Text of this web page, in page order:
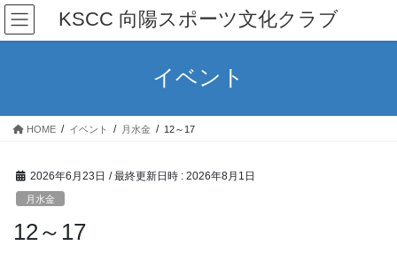
コ
ン
テ
ス
ナ
ビ
ゲ
ン
KSCC 向陽スポーツ文化クラブ
イベント
HOME イベント 月水金 12～17
2026年6月23日 / 最終更新日時 : 2026年8月1日
月水金
12～17